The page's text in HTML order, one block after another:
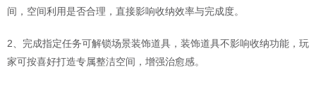
间，空间利用是否合理，直接影响收纳效率与完成度。
2、完成指定任务可解锁场景装饰道具，装饰道具不影响收纳功能，玩
家可按喜好打造专属整洁空间，增强治愈感。